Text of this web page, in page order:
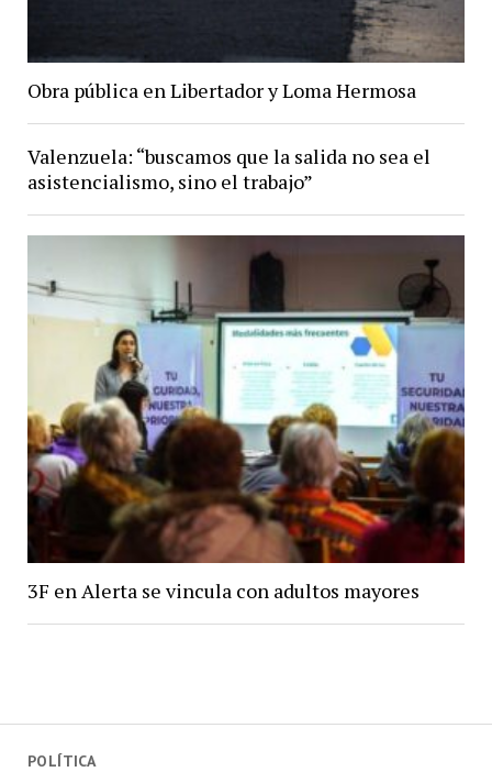
POLÍTICA
Obra pública en Libertador y Loma Hermosa
Valenzuela: “buscamos que la salida no sea el
asistencialismo, sino el trabajo”
3F en Alerta se vincula con adultos mayores